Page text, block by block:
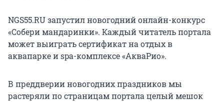
NGS55.RU запустил новогодний онлайн-конкурс
«Собери мандаринки». Каждый читатель портала
может выиграть сертификат на отдых в
аквапарке и spa-комплексе «АкваРио».
В преддверии новогодних праздников мы
растеряли по страницам портала целый мешок